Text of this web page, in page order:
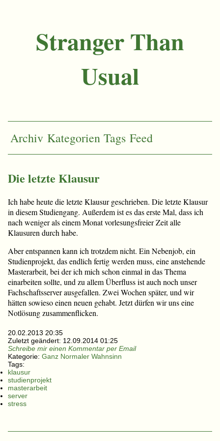
Stranger Than
Usual
Archiv Kategorien Tags Feed
Die letzte Klausur
Ich habe heute die letzte Klausur geschrieben. Die letzte Klausur
in diesem Studiengang. Außerdem ist es das erste Mal, dass ich
nach weniger als einem Monat vorlesungsfreier Zeit alle
Klausuren durch habe.
Aber entspannen kann ich trotzdem nicht. Ein Nebenjob, ein
Studienprojekt, das endlich fertig werden muss, eine anstehende
Masterarbeit, bei der ich mich schon einmal in das Thema
einarbeiten sollte, und zu allem Überfluss ist auch noch unser
Fachschaftsserver ausgefallen. Zwei Wochen später, und wir
hätten sowieso einen neuen gehabt. Jetzt dürfen wir uns eine
Notlösung zusammenflicken.
20.02.2013 20:35
Zuletzt geändert: 12.09.2014 01:25
Schreibe mir einen Kommentar per Email
Kategorie: Ganz Normaler Wahnsinn
Tags:
klausur
studienprojekt
masterarbeit
server
stress